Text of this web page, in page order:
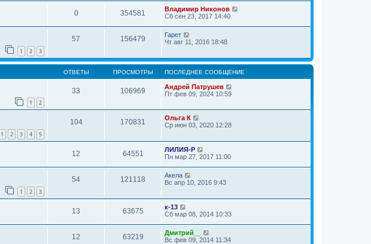
0 354581
Владимир Никонов
Сб сен 23, 2017 14:40
1 2 3
57 156479
Гарет
Чт авг 11, 2016 18:48
ОТВЕТЫ ПРОСМОТРЫ ПОСЛЕДНЕЕ СООБЩЕНИЕ
1 2
33 106969
Андрей Патрушев
Пт фев 09, 2024 10:59
1 2 3 4 5
104 170831
Ольга К
Ср июн 03, 2020 12:28
12 64551
ЛИЛИЯ-Р
Пн мар 27, 2017 11:00
1 2 3
54 121118
Акела
Вс апр 10, 2016 9:43
13 63675
к-13
Сб мар 08, 2014 10:33
12 63219
Дмитрий__
Вс фев 09, 2014 11:34